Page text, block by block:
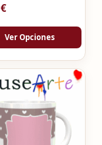
€
Ver Opciones